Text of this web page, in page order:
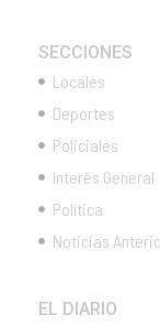
SECCIONES
Locales
Deportes
Policiales
Interés General
Política
Noticias
EL DIARIO